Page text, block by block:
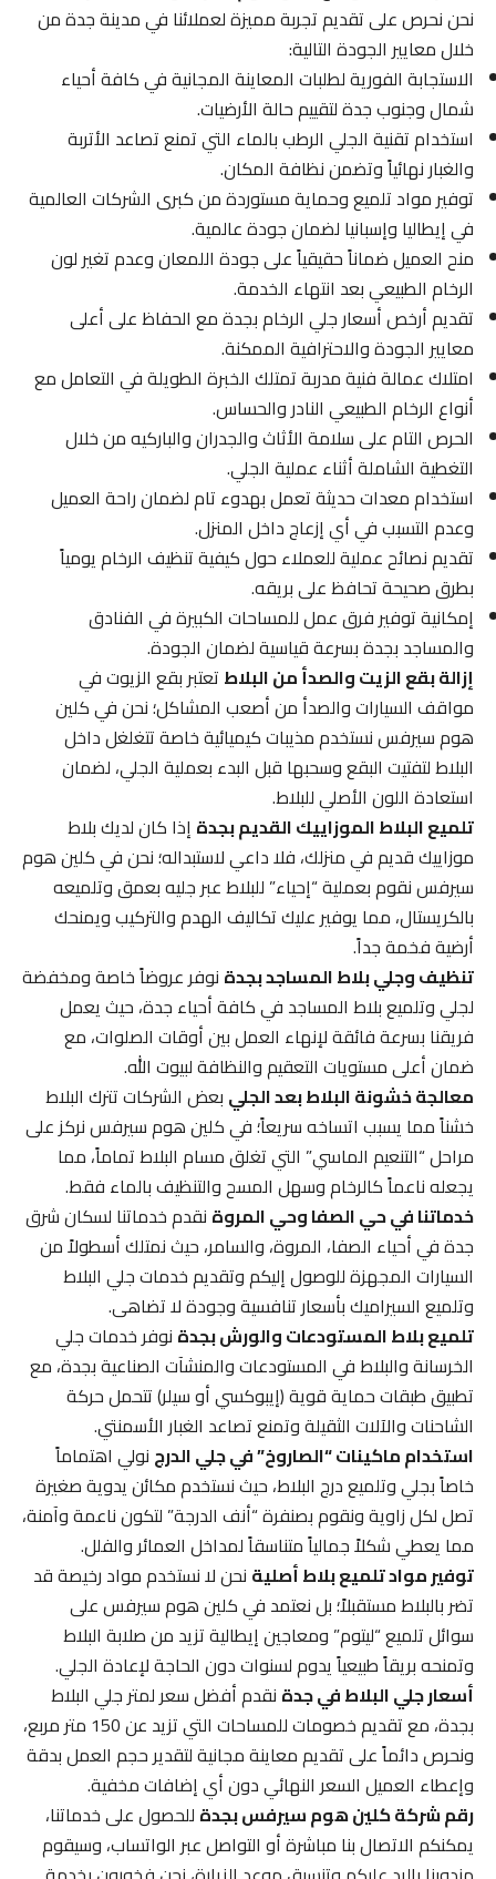
نحن نحرص على تقديم تجربة مميزة لعملائنا في مدينة جدة من
خلال معايير الجودة التالية:
الاستجابة الفورية لطلبات المعاينة المجانية في كافة أحياء
شمال وجنوب جدة لتقييم حالة الأرضيات.
استخدام تقنية الجلي الرطب بالماء التي تمنع تصاعد الأتربة
والغبار نهائياً وتضمن نظافة المكان.
توفير مواد تلميع وحماية مستوردة من كبرى الشركات العالمية
في إيطاليا وإسبانيا لضمان جودة عالمية.
منح العميل ضماناً حقيقياً على جودة اللمعان وعدم تغير لون
الرخام الطبيعي بعد انتهاء الخدمة.
تقديم أرخص أسعار جلي الرخام بجدة مع الحفاظ على أعلى
معايير الجودة والاحترافية الممكنة.
امتلاك عمالة فنية مدربة تمتلك الخبرة الطويلة في التعامل مع
أنواع الرخام الطبيعي النادر والحساس.
الحرص التام على سلامة الأثاث والجدران والباركيه من خلال
التغطية الشاملة أثناء عملية الجلي.
استخدام معدات حديثة تعمل بهدوء تام لضمان راحة العميل
وعدم التسبب في أي إزعاج داخل المنزل.
تقديم نصائح عملية للعملاء حول كيفية تنظيف الرخام يومياً
بطرق صحيحة تحافظ على بريقه.
إمكانية توفير فرق عمل للمساحات الكبيرة في الفنادق
والمساجد بجدة بسرعة قياسية لضمان الجودة.
إزالة بقع الزيت والصدأ من البلاطتعتبر بقع الزيوت في
مواقف السيارات والصدأ من أصعب المشاكل؛ نحن في كلين
هوم سيرفس نستخدم مذيبات كيميائية خاصة تتغلغل داخل
البلاط لتفتيت البقع وسحبها قبل البدء بعملية الجلي، لضمان
استعادة اللون الأصلي للبلاط.
تلميع البلاط الموزاييك القديم بجدةإذا كان لديك بلاط
موزاييك قديم في منزلك، فلا داعي لاستبداله؛ نحن في كلين هوم
سيرفس نقوم بعملية “إحياء” للبلاط عبر جليه بعمق وتلميعه
بالكريستال، مما يوفير عليك تكاليف الهدم والتركيب ويمنحك
أرضية فخمة جداً.
تنظيف وجلي بلاط المساجد بجدةنوفر عروضاً خاصة ومخفضة
لجلي وتلميع بلاط المساجد في كافة أحياء جدة، حيث يعمل
فريقنا بسرعة فائقة لإنهاء العمل بين أوقات الصلوات، مع
ضمان أعلى مستويات التعقيم والنظافة لبيوت الله.
معالجة خشونة البلاط بعد الجليبعض الشركات تترك البلاط
خشناً مما يسبب اتساخه سريعاً؛ في كلين هوم سيرفس نركز على
مراحل “التنعيم الماسي” التي تغلق مسام البلاط تماماً، مما
يجعله ناعماً كالرخام وسهل المسح والتنظيف بالماء فقط.
خدماتنا في حي الصفا وحي المروةنقدم خدماتنا لسكان شرق
جدة في أحياء الصفا، المروة، والسامر، حيث نمتلك أسطولاً من
السيارات المجهزة للوصول إليكم وتقديم خدمات جلي البلاط
وتلميع السيراميك بأسعار تنافسية وجودة لا تضاهى.
تلميع بلاط المستودعات والورش بجدةنوفر خدمات جلي
الخرسانة والبلاط في المستودعات والمنشآت الصناعية بجدة، مع
تطبيق طبقات حماية قوية (إيبوكسي أو سيلر) تتحمل حركة
الشاحنات والآلات الثقيلة وتمنع تصاعد الغبار الأسمنتي.
استخدام ماكينات “الصاروخ” في جلي الدرجنولي اهتماماً
خاصاً بجلي وتلميع درج البلاط، حيث نستخدم مكائن يدوية صغيرة
تصل لكل زاوية ونقوم بصنفرة “أنف الدرجة” لتكون ناعمة وآمنة،
مما يعطي شكلاً جمالياً متناسقاً لمداخل العمائر والفلل.
توفير مواد تلميع بلاط أصليةنحن لا نستخدم مواد رخيصة قد
تضر بالبلاط مستقبلاً؛ بل نعتمد في كلين هوم سيرفس على
سوائل تلميع “ليتوم” ومعاجين إيطالية تزيد من صلابة البلاط
وتمنحه بريقاً طبيعياً يدوم لسنوات دون الحاجة لإعادة الجلي.
أسعار جلي البلاط في جدةنقدم أفضل سعر لمتر جلي البلاط
بجدة، مع تقديم خصومات للمساحات التي تزيد عن 150 متر مربع،
ونحرص دائماً على تقديم معاينة مجانية لتقدير حجم العمل بدقة
وإعطاء العميل السعر النهائي دون أي إضافات مخفية.
رقم شركة كلين هوم سيرفس بجدةللحصول على خدماتنا،
يمكنكم الاتصال بنا مباشرة أو التواصل عبر الواتساب، وسيقوم